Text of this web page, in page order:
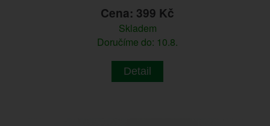
Cena: 399 Kč
Skladem
Doručíme do: 10.8.
Detail